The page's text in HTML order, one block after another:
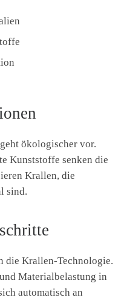
ökologischer vor.
Kunststoffe senken die
Krallen, die
sind.
die Krallen-Technologie.
Materialbelastung in
automatisch an